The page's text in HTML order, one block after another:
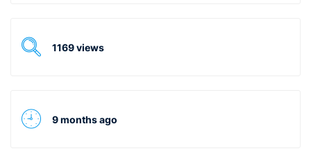
1169 views
9 months ago